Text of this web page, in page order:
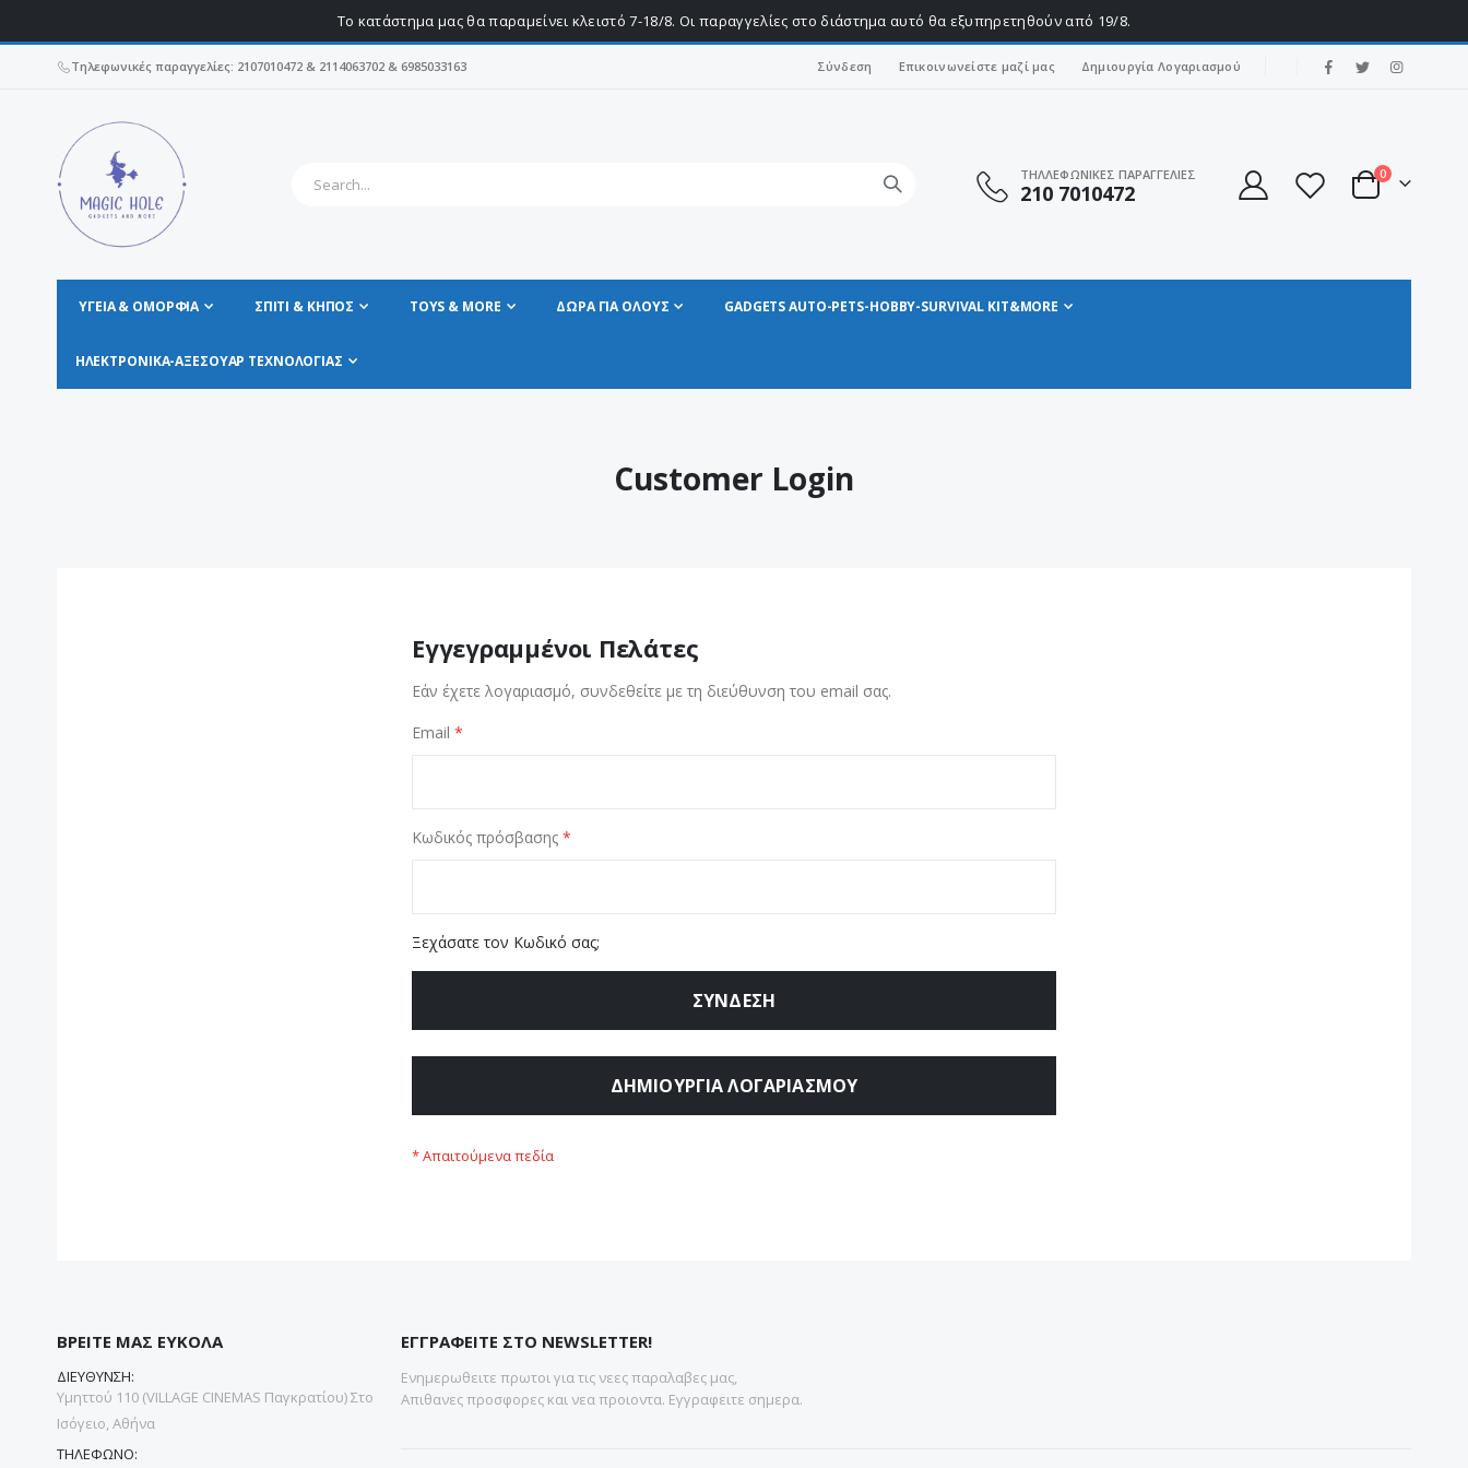
Το κατάστημα μας θα παραμείνει κλειστό 7-18/8. Οι παραγγελίες στο διάστημα αυτό θα εξυπηρετηθούν από 19/8.
Τηλεφωνικές παραγγελίες: 2107010472 & 2114063702 & 6985033163 Σύνδεση Επικοινωνείστε μαζί μας Δημιουργία Λογαριασμού
ΤΗΛΛΕΦΩΝΙΚΕΣ ΠΑΡΑΓΓΕΛΙΕΣ
210 7010472 Cart
0στοιχεία
ΥΓΕΊΑ & ΟΜΟΡΦΙΆ ΣΠΊΤΙ & ΚΗΠΟΣ TOYS & MORE ΔΩΡΑ ΓΙΑ ΟΛΟΥΣ GADGETS AUTO-PETS-HOBBY-SURVIVAL KIT&MORE
ΗΛΕΚΤΡΟΝΙΚΆ-ΑΞΕΣΟΥΆΡ ΤΕΧΝΟΛΟΓΊΑΣ
Customer Login
Εγγεγραμμένοι Πελάτες
Εάν έχετε λογαριασμό, συνδεθείτε με τη διεύθυνση του email σας.
Email
Κωδικός πρόσβασης
Ξεχάσατε τον Κωδικό σας;
ΣΎΝΔΕΣΗ
ΔΗΜΙΟΥΡΓΊΑ ΛΟΓΑΡΙΑΣΜΟΎ
ΒΡΕΙΤΕ ΜΑΣ ΕΥΚΟΛΑ
ΔΙΕΥΘΥΝΣΗ:
Υμηττού 110 (VILLAGE CINEMAS Παγκρατίου) Στο
Ισόγειο, Αθήνα
ΤΗΛΕΦΩΝΟ:
ΕΓΓΡΑΦΕΙΤΕ ΣΤΟ NEWSLETTER!
Ενημερωθειτε πρωτοι για τις νεες παραλαβες μας,
Απιθανες προσφορες και νεα προιοντα. Εγγραφειτε σημερα.